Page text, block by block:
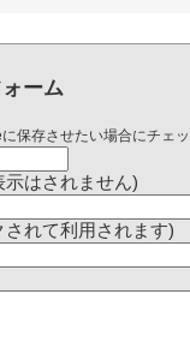
ーム
保存させたい場合にチェ
示はされません)
れて利用されます)